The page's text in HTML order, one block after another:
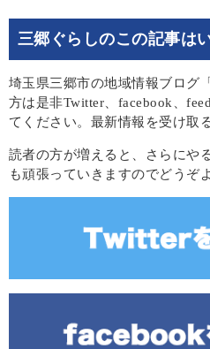
三郷ぐらしのこの記事は
埼玉県三郷市の地域情報ブログ
方は是非Twitter、facebook、
てください。最新情報を受け取
読者の方が増えると、さらにや
も頑張っていきますのでどうぞ